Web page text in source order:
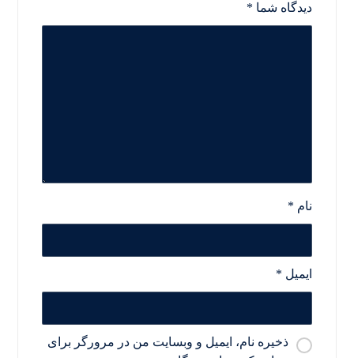
دیدگاه شما *
نام *
ایمیل *
ذخیره نام، ایمیل و وبسایت من در مرورگر برای